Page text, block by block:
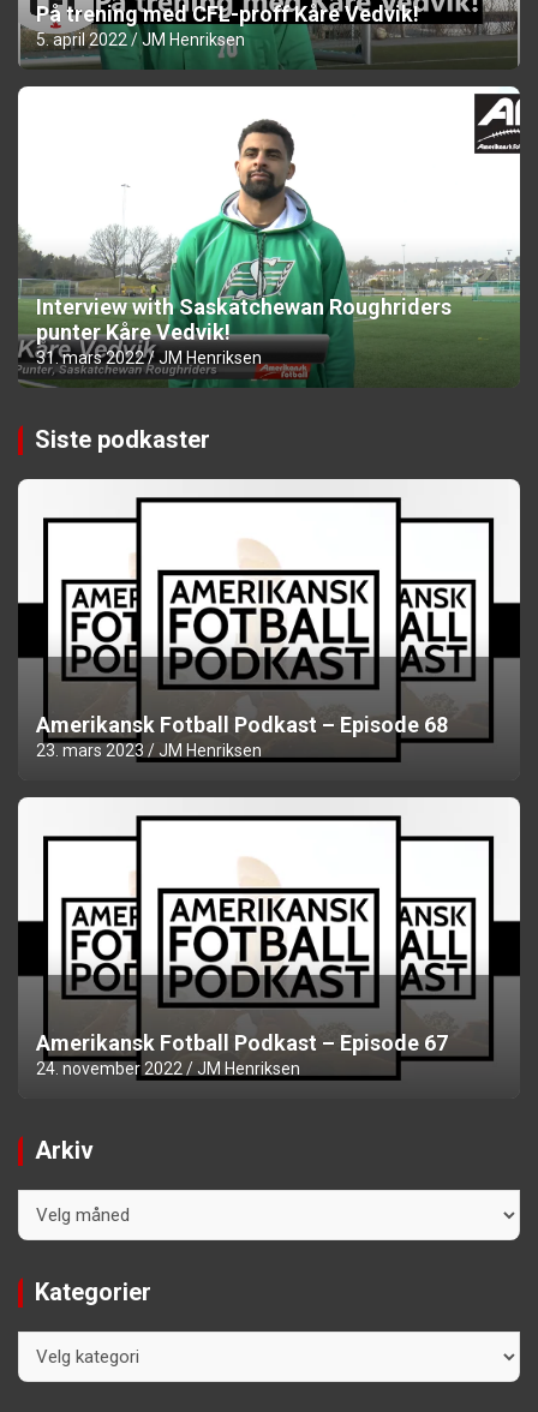
På trening med CFL-proff Kåre Vedvik!
5. april 2022 JM Henriksen
Interview with Saskatchewan Roughriders
punter Kåre Vedvik!
31. mars 2022 JM Henriksen
Siste podkaster
Amerikansk Fotball Podkast – Episode 68
23. mars 2023 JM Henriksen
Amerikansk Fotball Podkast – Episode 67
24. november 2022 JM Henriksen
Arkiv
Kategorier